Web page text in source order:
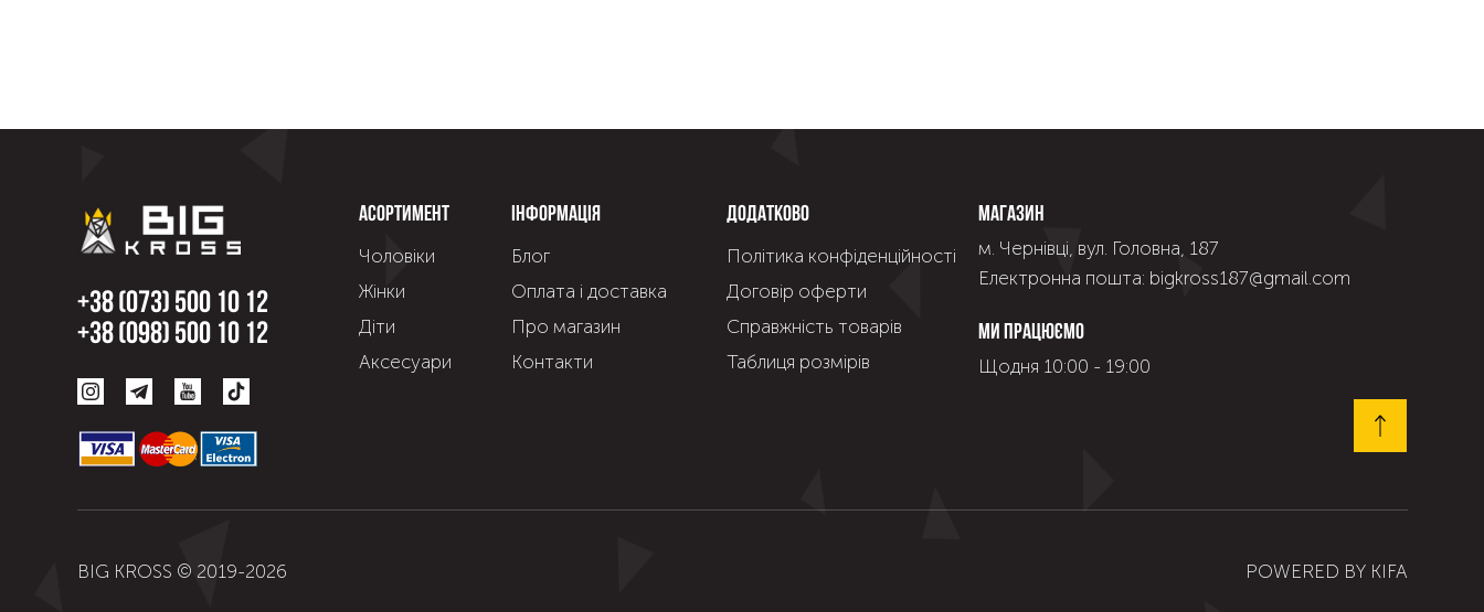
+38 (073) 500 10 12
+38 (098) 500 10 12
Асортимент
Чоловіки
Жінки
Діти
Аксесуари
Інформація
Блог
Оплата і доставка
Про магазин
Контакти
Додатково
Політика конфіденційності
Договір оферти
Справжнiсть товарiв
Таблиця розмірів
Магазин
м. Чернівці, вул. Головна, 187
Електронна пошта: bigkross187@gmail.com
Ми працюємо
Щодня 10:00 - 19:00
BIG KROSS © 2019-2026 POWERED BY KIFA